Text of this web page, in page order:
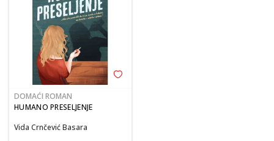
DOMAĆI ROMAN
HUMANO PRESELJENJE
Vida Crnčević Basara